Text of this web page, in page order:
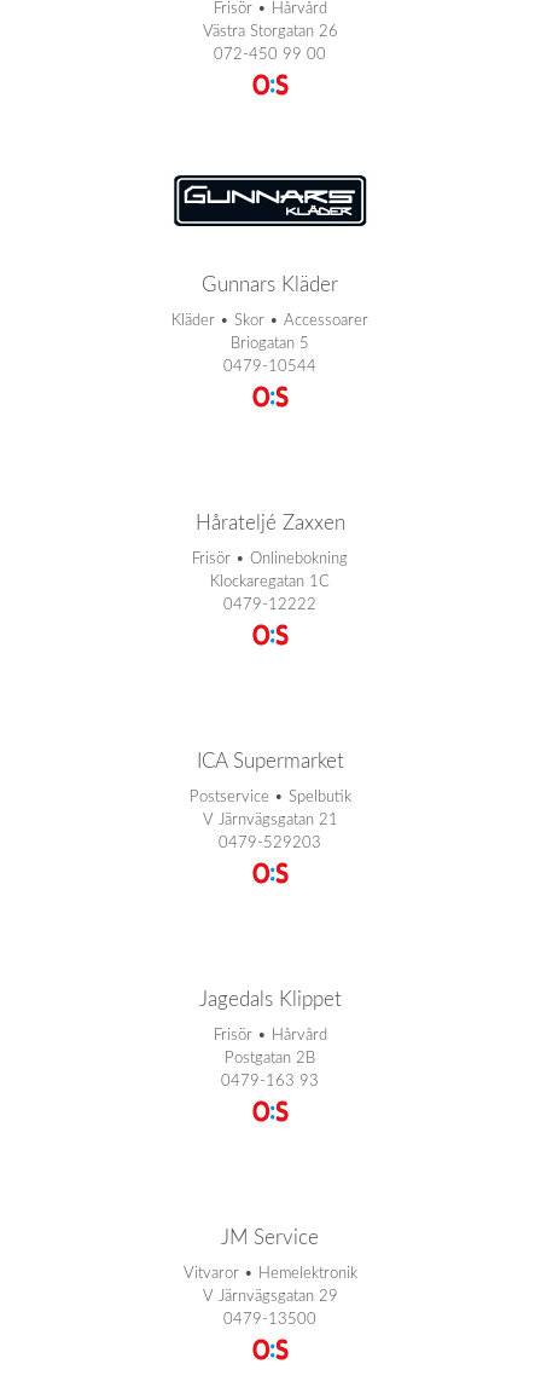
Frisör • Hårvård
Västra Storgatan 26
072-450 99 00
Gunnars Kläder
Kläder • Skor • Accessoarer
Briogatan 5
0479-10544
Hårateljé Zaxxen
Frisör • Onlinebokning
Klockaregatan 1C
0479-12222
ICA Supermarket
Postservice • Spelbutik
V Järnvägsgatan 21
0479-529203
Jagedals Klippet
Frisör • Hårvård
Postgatan 2B
0479-163 93
JM Service
Vitvaror • Hemelektronik
V Järnvägsgatan 29
0479-13500